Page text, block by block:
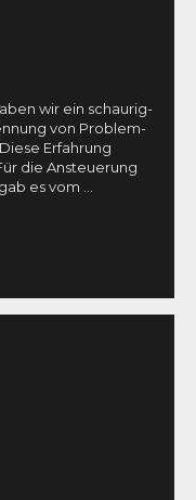
wir ein schaurig-
von Problem-
Erfahrung
die Ansteuerung
es vom